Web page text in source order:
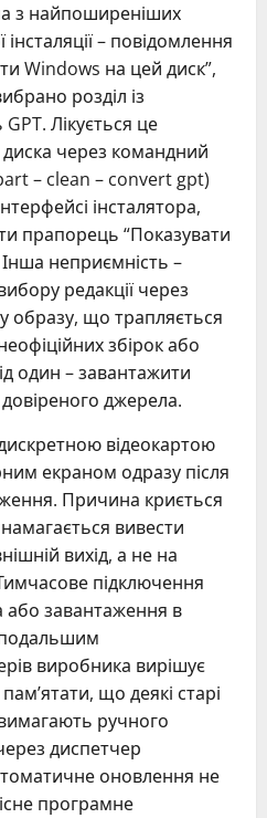
з найпоширеніших
– повідомлення
Windows на цей диск”,
розділ із
Лікується це
диска через командний
– clean – convert gpt)
інсталятора,
прапорець “Показувати
Інша неприємність –
редакції через
образу, що трапляється
збірок або
один – завантажити
джерела.
відеокартою
екраном одразу після
Причина криється
вивести
вихід, а не на
підключення
або завантаження в
виробника вирішує
що деякі старі
ручного
диспетчер
оновлення не
програмне